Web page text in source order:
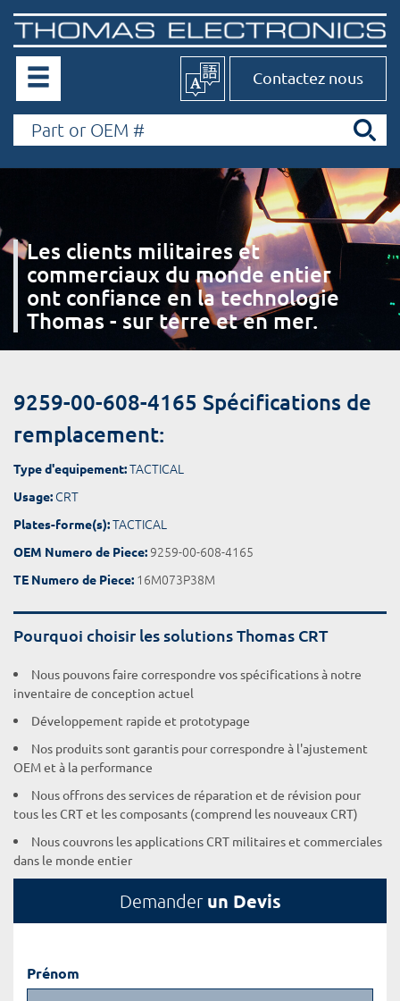
Contactez nous
Les clients militaires et
commerciaux du monde entier
ont confiance en la technologie
Thomas - sur terre et en mer.
9259-00-608-4165 Spécifications de
remplacement:
Type d'equipement:TACTICAL
Usage: CRT
Plates-forme(s):TACTICAL
OEM Numero de Piece: 9259-00-608-4165
TE Numero de Piece: 16M073P38M
Pourquoi choisir les solutions Thomas CRT
Nous pouvons faire correspondre vos spécifications à notre
inventaire de conception actuel
Développement rapide et prototypage
Nos produits sont garantis pour correspondre à l'ajustement
OEM et à la performance
Nous offrons des services de réparation et de révision pour
tous les CRT et les composants (comprend les nouveaux CRT)
Nous couvrons les applications CRT militaires et commerciales
dans le monde entier
Demander un Devis
Prénom